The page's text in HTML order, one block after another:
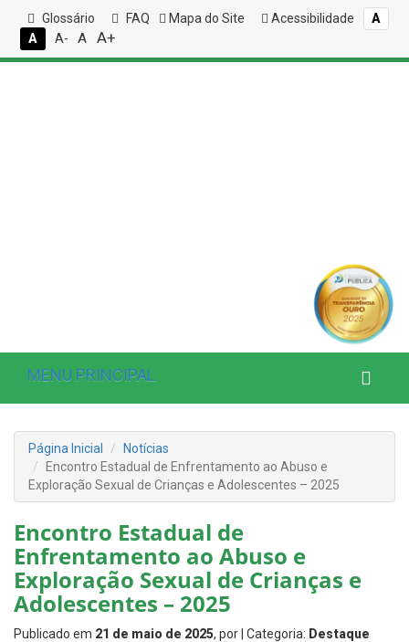
Glossário FAQ Mapa do Site Acessibilidade
A
A
A- A A+
MENU PRINCIPAL
Página Inicial
Notícias
Encontro Estadual de Enfrentamento ao Abuso e
Exploração Sexual de Crianças e Adolescentes – 2025
Encontro Estadual de
Enfrentamento ao Abuso e
Exploração Sexual de Crianças e
Adolescentes – 2025
Publicado em 21 de maio de 2025, por | Categoria: Destaque